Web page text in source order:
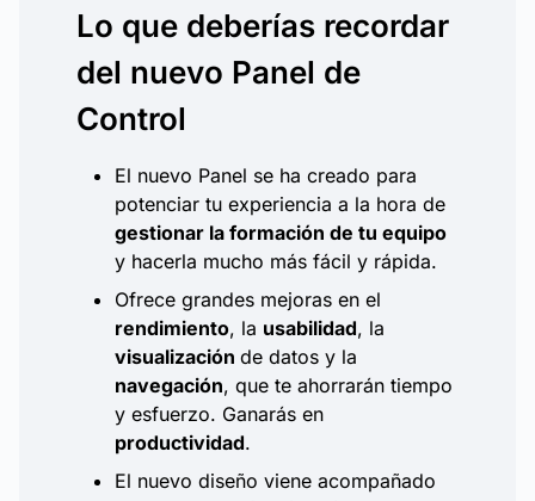
Lo que deberías recordar
del nuevo Panel de
Control
El nuevo Panel se ha creado para
potenciar tu experiencia a la hora de
gestionar la formación de tu equipo
y hacerla mucho más fácil y rápida.
Ofrece grandes mejoras en el
rendimiento, la usabilidad, la
visualización de datos y la
navegación, que te ahorrarán tiempo
y esfuerzo. Ganarás en
productividad.
El nuevo diseño viene acompañado